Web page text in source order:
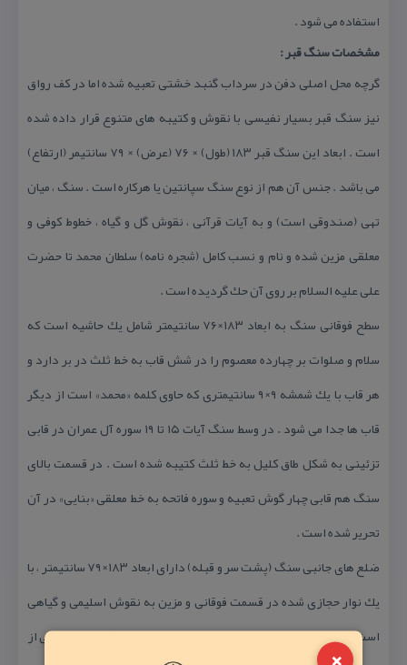
استفاده می شود .
مشخصات سنگ قبر :
گرچه محل اصلی دفن در سرداب گنبد خشتی تعبیه شده اما در كف رواق
نیز سنگ قبر بسیار نفیسی با نقوش و كتیبه های متنوع قرار داده شده
است . ابعاد این سنگ قبر ۱۸۳ (طول) × ۷۶ (عرض) × ۷۹ سانتیمر (ارتفاع)
می باشد . جنس آن هم از نوع سنگ سپانتین یا هركاره است . سنگ ، میان
تهی (صندوقی است) و به آیات قرآنی ، نقوش گل و گیاه ، خطوط كوفی و
معلقی مزین شده و نام و نسب كامل (شجره نامه) سلطان محمد تا حضرت
علی علیه السلام بر روی آن حك گردیده است .
سطح فوقانی سنگ به ابعاد ۱۸۳×۷۶ سانتیمتر شامل یك حاشیه است كه
سلام و صلوات بر چهارده معصوم را در شش قاب به خط ثلث در بر دارد و
هر قاب با یك شمشه ۹×۹ سانتیمتری كه حاوی كلمه «محمد» است از دیگر
قاب ها جدا می شود . در وسط سنگ آیات ۱۵ تا ۱۹ سوره آل عمران در قابی
تزئینی به شكل طاق كلیل به خط ثلث كتیبه شده است . در قسمت بالای
سنگ هم قابی چهار گوش تعبیه و سوره فاتحه به خط معلقی «بنایی» در آن
تحریر شده است .
ضلع های جانبی سنگ (پشت سر و قبله) دارای ابعاد ۱۸۳×۷۹ سانتیمتر ، با
یك نوار حجازی شده در قسمت فوقانی و مزین به نقوش اسلیمی و گیاهی
است . سطح ضلع ها را سه قاب ۳۲×۵۵ سانتیمتری در برگرفته كه آیاتی از